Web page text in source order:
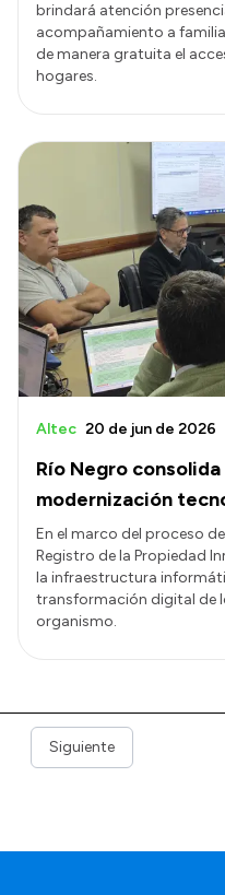
brindará atención
acompañamiento a
de manera gratuita el
hogares.
Río Negro
modernización
Altec 20 de jun de 2026
En el marco del proceso
Registro de la Propiedad
la infraestructura
transformación digital de
organismo.
Siguiente